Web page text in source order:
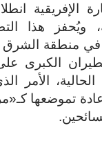
الإفريقية
ويُحفز هذا
في منطقة
الكبرى
الأمر
تموضعها